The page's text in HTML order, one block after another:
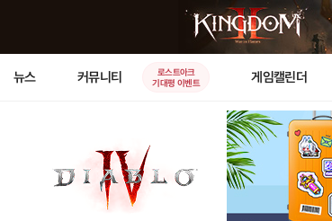
뉴스 커뮤니티
로스트아크
기대평 이벤트
게임캘린더